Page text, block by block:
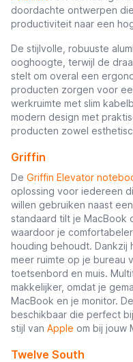
doordachte ontwerpen
productiviteit naar een
De stijlvolle, robuuste
ooghoogte, terwijl de
stelt om overal een
producten zorgen voor
werkruimte met slim
modern design met
producten zowel
Griffin
De Griffin Elevator
oplossing voor iedereen
willen gebruiken naast
standaard tilt je MacBook
waardoor je
houding behoudt.
meer ruimte op je bureau
toetsenbord en muis.
makkelijker, omdat je
MacBook en je monitor.
beschikbaar die perfect
stijl van Apple om bij jouw
Twelve South